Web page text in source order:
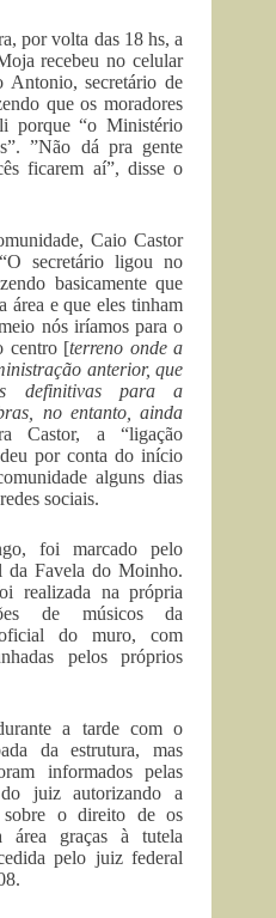
por volta das 18 hs, a
recebeu no celular
Antonio, secretário de
que os moradores
porque “o Ministério
”Não dá pra gente
ficarem aí”, disse o
Caio Castor
secretário ligou no
basicamente que
área e que eles tinham
nós iríamos para o
centro [terreno onde a
anterior, que
definitivas para a
no entanto, ainda
Castor, a “ligação
deu por conta do início
alguns dias
sociais.
foi marcado pelo
da Favela do Moinho.
realizada na própria
de músicos da
do muro, com
pelos próprios
a tarde com o
da estrutura, mas
informados pelas
juiz autorizando a
o direito de os
área graças à tutela
pelo juiz federal